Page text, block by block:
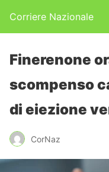
Corriere Nazionale
Finerenone
scompenso
di eiezione
CorNaz